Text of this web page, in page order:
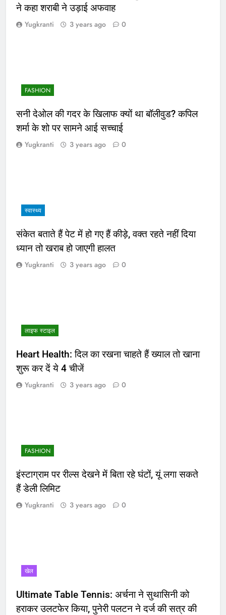
ने कहा शराबी ने उड़ाई अफवाह
Yugkranti 3 years ago 0
FASHION
सनी देओल की गदर के खिलाफ क्यों था बॉलीवुड? कपिल
शर्मा के शो पर सामने आई सच्चाई
Yugkranti 3 years ago 0
स्वास्थ्य
संकेत बताते हैं पेट में हो गए हैं कीड़े, वक्त रहते नहीं दिया
ध्यान तो खराब हो जाएगी हालत
Yugkranti 3 years ago 0
लाइफ स्टाइल
Heart Health: दिल का रखना चाहते हैं ख्याल तो खाना
शुरू कर दें ये 4 चीजें
Yugkranti 3 years ago 0
FASHION
इंस्टाग्राम पर रील्स देखने में बिता रहे घंटों, यूं लगा सकते
हैं डेली लिमिट
Yugkranti 3 years ago 0
खेल
Ultimate Table Tennis: अर्चना ने सुथासिनी को
हराकर उलटफेर किया, पुनेरी पलटन ने दर्ज की सत्र की